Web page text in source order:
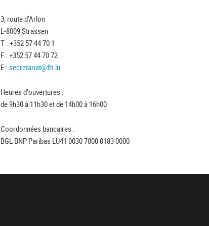
3, route d'Arlon
L-8009 Strassen
T : +352 57 44 70 1
F : +352 57 44 70 72
E : secretariat@flt.lu
Heures d'ouvertures :
de 9h30 à 11h30 et de 14h00 à 16h00
Coordonnées bancaires :
BGL BNP Paribas LU41 0030 7000 0183 0000